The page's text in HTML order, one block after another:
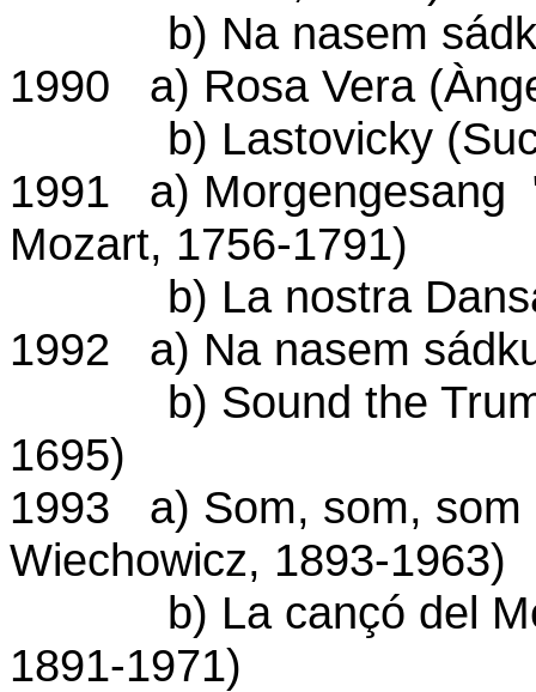
b) Na nasem sádku
1990 a) Rosa Vera
b) Lastovicky
1991 a) Morgengesang
Mozart, 1756-1791)
b) La nostra Dansa
1992 a) Na nasem
b) Sound the
1695)
1993 a) Som, som, som
Wiechowicz, 1893-1963)
b) La cançó del
1891-1971)